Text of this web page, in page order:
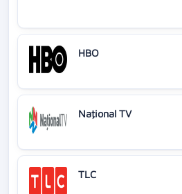
HBO
Naţional TV
TLC